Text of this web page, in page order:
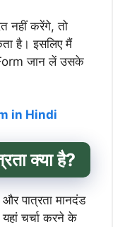
नहीं करेंगे, तो
है। इसलिए मैं
जान लें उसके
in Hindi
क्या है?
पात्रता मानदंड
चर्चा करने के